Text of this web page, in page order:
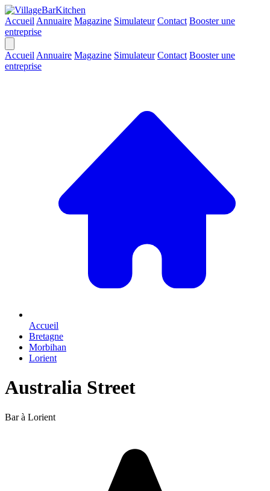
Accueil Annuaire Magazine Simulateur Contact Booster une
entreprise
Accueil Annuaire Magazine Simulateur Contact Booster une
entreprise
Accueil
Bretagne
Morbihan
Lorient
Australia Street
Bar à Lorient